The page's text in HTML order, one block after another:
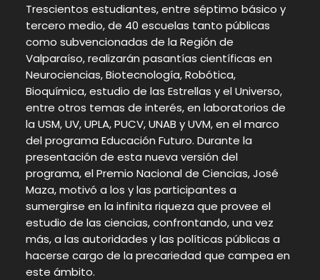
Trescientos estudiantes, entre séptimo básico y
tercero medio, de 40 escuelas tanto públicas
como subvencionadas de la Región de
Valparaíso, realizarán pasantías científicas en
Neurociencias, Biotecnología, Robótica,
Bioquímica, estudio de las Estrellas y el Universo,
entre otros temas de interés, en laboratorios de
la USM, UV, UPLA, PUCV, UNAB y UVM, en el marco
del programa Educación Futuro. Durante la
presentación de esta nueva versión del
programa, el Premio Nacional de Ciencias, José
Maza, motivó a los y las participantes a
sumergirse en la infinita riqueza que provee el
estudio de las ciencias, confrontando, una vez
más, a las autoridades y las políticas públicas a
hacerse cargo de la precariedad que campea en
este ámbito.